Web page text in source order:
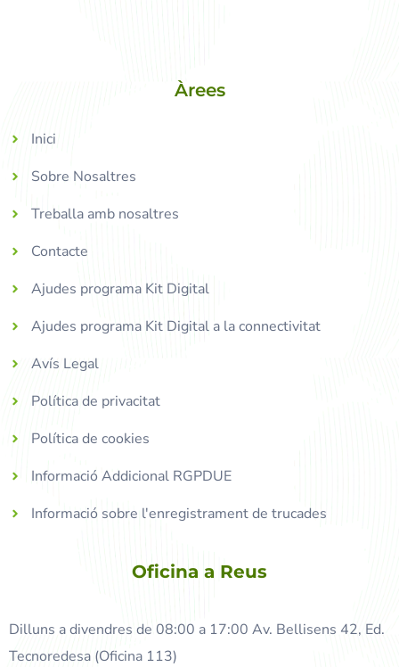
Àrees
Inici
Sobre Nosaltres
Treballa amb nosaltres
Contacte
Ajudes programa Kit Digital
Ajudes programa Kit Digital a la connectivitat
Avís Legal
Política de privacitat
Política de cookies
Informació Addicional RGPDUE
Informació sobre l'enregistrament de trucades
Oficina a Reus
Dilluns a divendres de 08:00 a 17:00 Av. Bellisens 42, Ed.
Tecnoredesa (Oficina 113)